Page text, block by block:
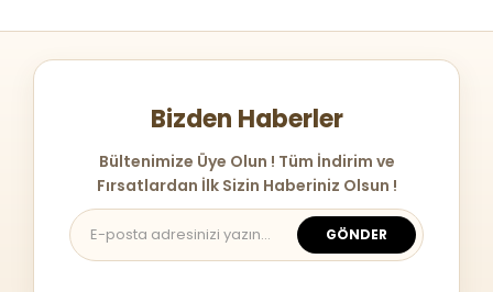
Bizden Haberler
Bültenimize Üye Olun ! Tüm İndirim ve
Fırsatlardan İlk Sizin Haberiniz Olsun !
GÖNDER